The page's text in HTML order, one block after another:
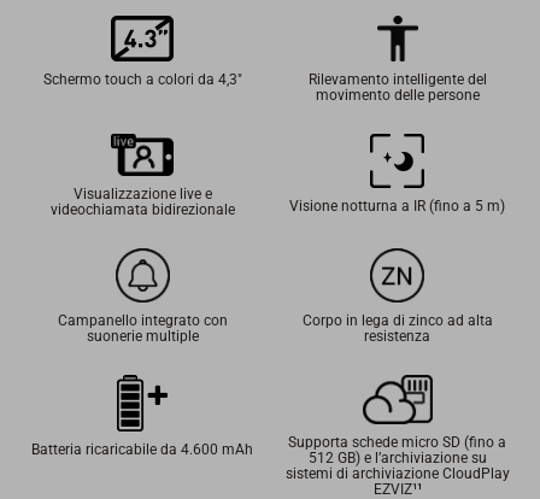
Schermo touch a colori da 4,3"
Rilevamento intelligente del
movimento delle persone
Visualizzazione live e
videochiamata bidirezionale
Visione notturna a IR (fino a 5 m)
Campanello integrato con
suonerie multiple
Corpo in lega di zinco ad alta
resistenza
Batteria ricaricabile da 4.600 mAh
Supporta schede micro SD (fino a
512 GB) e l’archiviazione su
sistemi di archiviazione CloudPlay
EZVIZ¹¹